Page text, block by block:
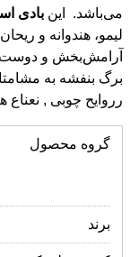
می‌باشد. این بادی
برگ بنفشه به
رروایح چوبی , نعناع
گروه محصول
برند